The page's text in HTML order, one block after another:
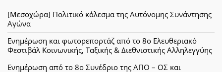
[Μεσοχώρα] Πολιτικό κάλεσμα της Αυτόνομης Συνάντησης
Αγώνα
Ενημέρωση και φωτορεπορτάζ από το 8ο Ελευθεριακό
Φεστιβάλ Κοινωνικής, Ταξικής & Διεθνιστικής Αλληλεγγύης
Ενημέρωση από το 8ο Συνέδριο της ΑΠΟ – ΟΣ και